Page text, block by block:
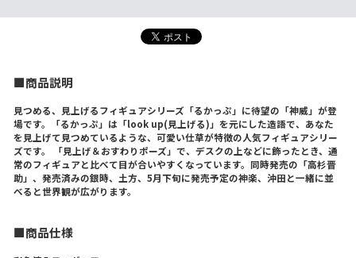
■商品説明
見つめる、見上げるフィギュアシリーズ「るかっぷ」に待望の「神威」が登
場です。「るかっぷ」は「look up(見上げる)」を元にした造語で、あなた
を見上げて見つめているような、可愛い仕草が特徴の人気フィギュアシリー
ズです。 「見上げ＆おすわりポーズ」で、デスクの上などに飾ったとき、通
常のフィギュアと比べて目が合いやすくなっています。同時発売の「高杉晋
助」、発売済みの銀時、土方、5月下旬に発売予定の神楽、沖田と一緒に並
べると世界観が広がります。
■商品仕様